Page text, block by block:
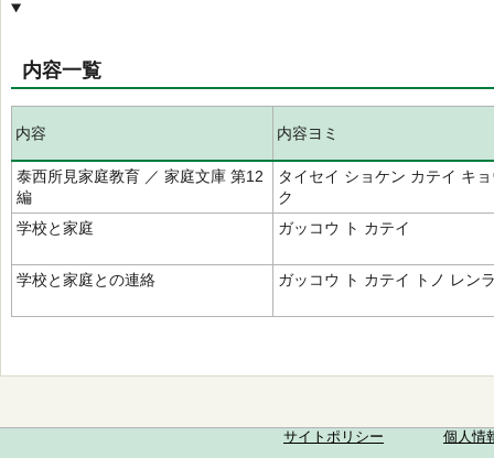
内容一覧
内容 内容ヨミ
泰西所見家庭教育 ／ 家庭文庫 第12
編
タイセイ ショケン カテイ キ
ク
学校と家庭
ガッコウ ト カテイ
学校と家庭との連絡 ガッコウ ト カテイ トノ レン
サイトポリシー 個人情